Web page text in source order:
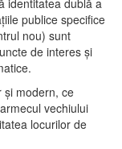
publice specifice
nou) sunt
de interes şi
şi modern, ce
vechiului
locurilor de